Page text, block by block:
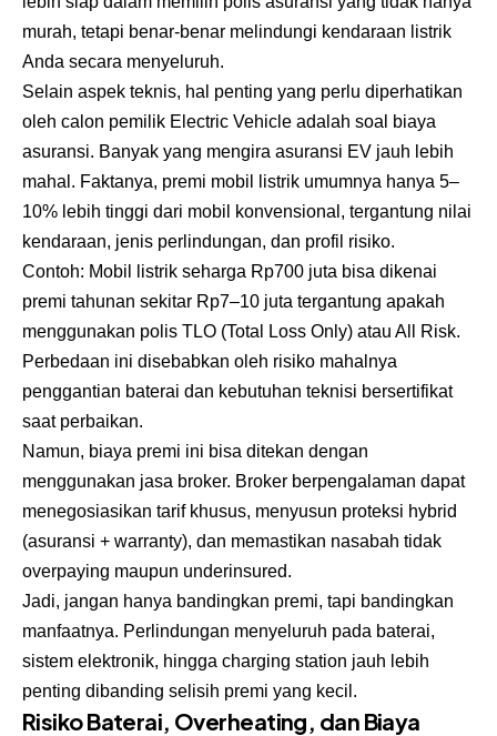
murah, tetapi benar-benar melindungi kendaraan listrik
Anda secara menyeluruh.
Selain aspek teknis, hal penting yang perlu diperhatikan
oleh calon pemilik Electric Vehicle adalah soal biaya
asuransi. Banyak yang mengira asuransi EV jauh lebih
mahal. Faktanya, premi mobil listrik umumnya hanya 5–
10% lebih tinggi dari mobil konvensional, tergantung nilai
kendaraan, jenis perlindungan, dan profil risiko.
Contoh: Mobil listrik seharga Rp700 juta bisa dikenai
premi tahunan sekitar Rp7–10 juta tergantung apakah
menggunakan polis TLO (Total Loss Only) atau All Risk.
Perbedaan ini disebabkan oleh risiko mahalnya
penggantian baterai dan kebutuhan teknisi bersertifikat
saat perbaikan.
Namun, biaya premi ini bisa ditekan dengan
menggunakan jasa broker. Broker berpengalaman dapat
menegosiasikan tarif khusus, menyusun proteksi hybrid
(asuransi + warranty), dan memastikan nasabah tidak
overpaying maupun underinsured.
Jadi, jangan hanya bandingkan premi, tapi bandingkan
manfaatnya. Perlindungan menyeluruh pada baterai,
sistem elektronik, hingga charging station jauh lebih
penting dibanding selisih premi yang kecil.
Risiko Baterai, Overheating, dan Biaya